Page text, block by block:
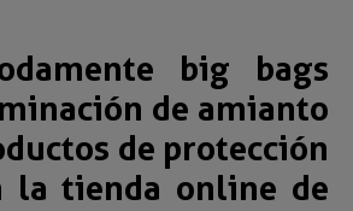
big bags
de amianto
de protección
la tienda online de